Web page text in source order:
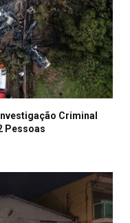
Criminal
Pessoas